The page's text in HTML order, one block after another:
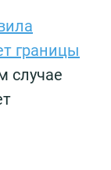
границы
случае